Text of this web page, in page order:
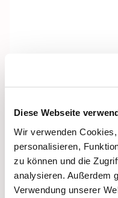
Diese Webseite
Wir verwenden
personalisieren,
zu können und die
analysieren. Außerdem
Verwendung unserer